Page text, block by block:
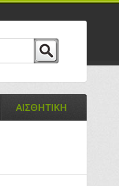
ΑΙΣΘΗΤΙΚΗ